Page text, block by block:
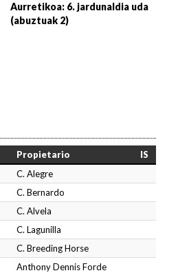
Aurretikoa: 6. jardunaldia uda
(abuztuak 2)
Propietario
IS
C. Alegre
C. Bernardo
C. Alvela
C. Lagunilla
C. Breeding Horse
Anthony Dennis Forde